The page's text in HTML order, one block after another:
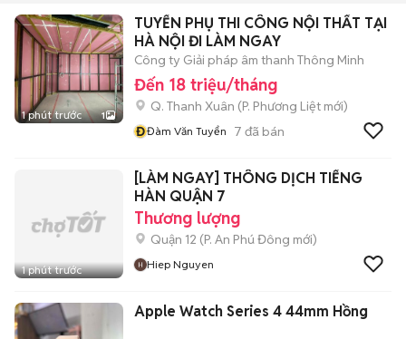
1 phút trước 1
TUYỂN PHỤ THI CÔNG NỘI THẤT TẠI
HÀ NỘI ĐI LÀM NGAY
Công ty Giải pháp âm thanh Thông Minh
Đến 18 triệu/tháng
Q. Thanh Xuân (P. Phương Liệt mới)
ĐĐàm Văn Tuyển 7 đã bán
1 phút trước
[LÀM NGAY] THÔNG DỊCH TIẾNG
HÀN QUẬN 7
Thương lượng
Quận 12 (P. An Phú Đông mới)
Hiep Nguyen
Apple Watch Series 4 44mm Hồng